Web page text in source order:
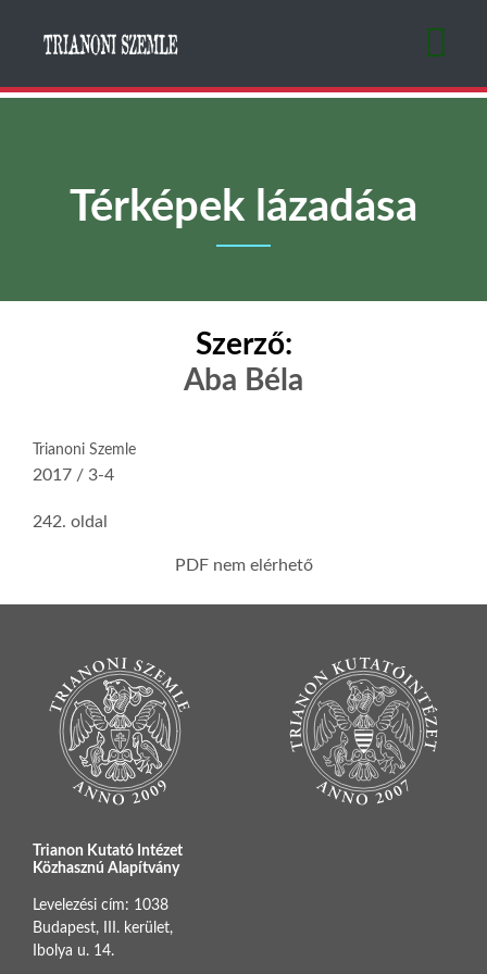
Térképek lázadása
Szerző:
Aba Béla
Trianoni Szemle
2017 / 3-4
242. oldal
PDF nem elérhető
Trianon Kutató Intézet
Közhasznú Alapítvány
Levelezési cím: 1038
Budapest, III. kerület,
Ibolya u. 14.